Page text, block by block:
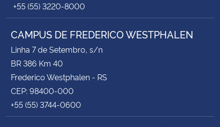
+55 (55) 3220-8000
CAMPUS DE FREDERICO WESTPHALEN
Linha 7 de Setembro, s/n
BR 386 Km 40
Frederico Westphalen - RS
CEP: 98400-000
+55 (55) 3744-0600